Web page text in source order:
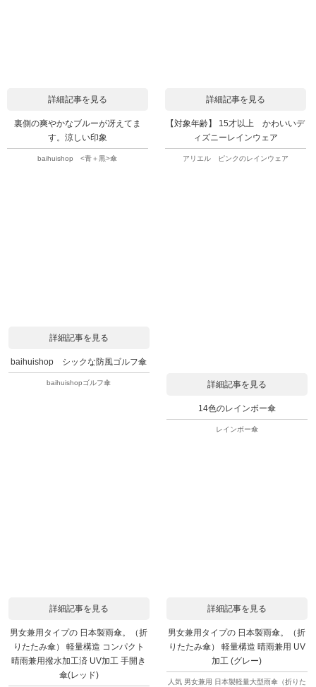
詳細記事を見る
裏側の爽やかなブルーが冴えてま
す。涼しい印象
baihuishop <青＋黒>傘
詳細記事を見る
【対象年齢】 15才以上 かわいいデ
ィズニーレインウェア
アリエル ピンクのレインウェア
詳細記事を見る
baihuishop シックな防風ゴルフ傘
baihuishopゴルフ傘 詳細記事を見る
14色のレインボー傘
レインボー傘
詳細記事を見る
男女兼用タイプの 日本製雨傘。（折
りたたみ傘） 軽量構造 コンパクト
晴雨兼用撥水加工済 UV加工 手開き
傘(レッド)
詳細記事を見る
男女兼用タイプの 日本製雨傘。（折
りたたみ傘） 軽量構造 晴雨兼用 UV
加工 (グレー)
人気 男女兼用 日本製軽量大型雨傘（折りた